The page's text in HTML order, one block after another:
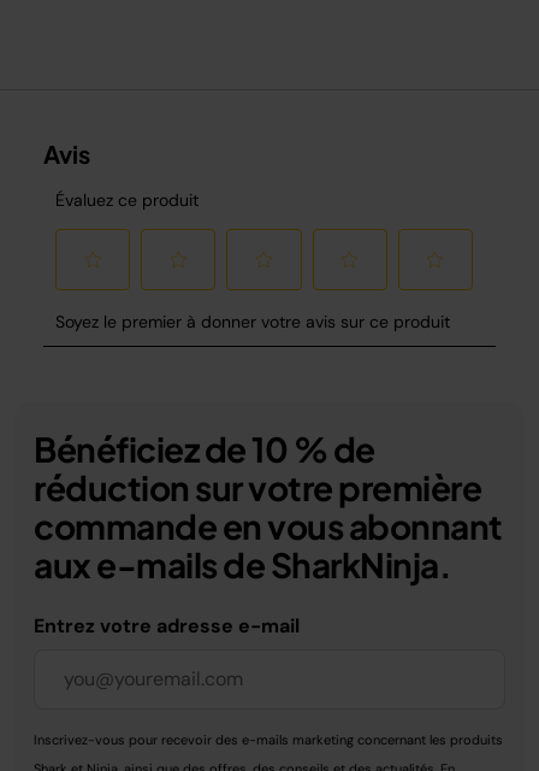
Bénéficiez de 10 % de
réduction sur votre première
commande en vous abonnant
aux e-mails de SharkNinja.
Entrez votre adresse e-mail
Inscrivez-vous pour recevoir des e-mails marketing concernant les produits